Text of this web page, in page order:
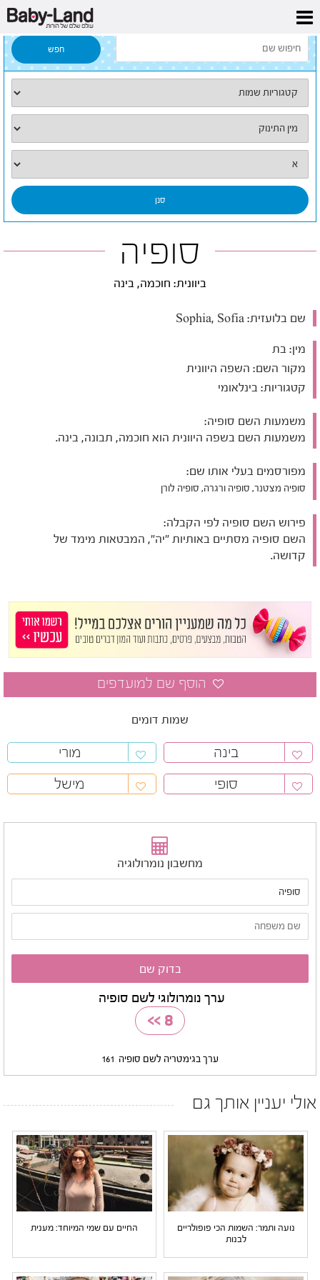
דף הבית
סופיה
ביוונית: חוכמה, בינה
שם בלועזית:
מין: בת
מקור השם: השפה היוונית
קטגוריות: בינלאומי
משמעות השם סופיה:
משמעות השם בשפה היוונית הוא חוכמה, תבונה, בינה.
מפורסמים בעלי אותו שם:
סופיה מצטנר, סופיה ורגרה, סופיה לורן
פירוש השם סופיה לפי הקבלה:
השם סופיה מסתיים באותיות "יה", המבטאות מימד של
קדושה.
שמות דומים
בינה
מורי
סופי
מישל
מחשבון נומרולוגיה
ערך נומרולוגי לשם סופיה
8
>>
ערך בגימטריה לשם סופיה 161
אולי יעניין אותך גם
נועה ותמר: השמות הכי פופולריים
לבנות
החיים עם שמי המיוחד: מענית